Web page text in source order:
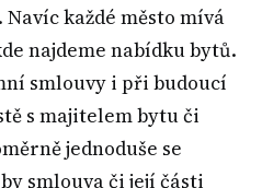
každé město mívá
najdeme nabídku bytů.
smlouvy i při budoucí
s majitelem bytu či
jednoduše se
smlouva či její části